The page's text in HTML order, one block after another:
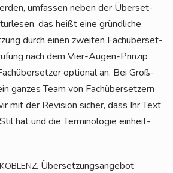
umfas­sen neben der Über­set­
das heißt eine gründ­li­che
durch einen zwei­ten Fach­über­set­
nach dem Vier-Augen-Prin­zip
optio­nal an. Bei Groß­
gan­zes Team von Fach­über­set­zern
mit der Revi­si­on sicher, dass Ihr Text
hat und die Ter­mi­no­lo­gie ein­heit­
KOBLENZ. Über­set­zungs­an­ge­bot